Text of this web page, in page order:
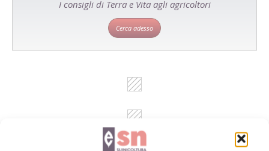
I consigli di Terra e Vita agli agricoltori
Cerca adesso